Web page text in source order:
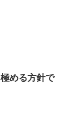
める方針で